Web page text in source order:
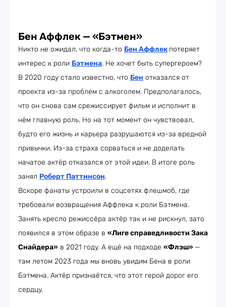
Бен Аффлек — «Бэтмен»
Никто не ожидал, что когда-то Бен Аффлек потеряет
интерес к роли Бэтмена. Не хочет быть супергероем?
В 2020 году стало известно, что Бен отказался от
проекта из-за проблем с алкоголем. Предполагалось,
что он снова сам срежиссирует фильм и исполнит в
нём главную роль. Но на тот момент он чувствовал,
будто его жизнь и карьера разрушаются из-за вредной
привычки. Из-за страха сорваться и не доделать
начатое актёр отказался от этой идеи. В итоге роль
занял Роберт Паттинсон.
Вскоре фанаты устроили в соцсетях флешмоб, где
требовали возвращения Аффлека к роли Бэтмена.
Занять кресло режиссёра актёр так и не рискнул, зато
появился в этом образе в «Лиге справедливости Зака
Снайдера» в 2021 году. А ещё на подходе «Флэш» —
там летом 2023 года мы вновь увидим Бена в роли
Бэтмена. Актёр признаётся, что этот герой дорог его
сердцу.